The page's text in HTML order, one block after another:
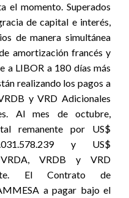
el momento. Superados
de capital e interés,
de manera simultánea
amortización francés y
a LIBOR a 180 días más
realizando los pagos a
y VRD Adicionales
Al mes de octubre,
remanente por US$
y US$
VRDB y VRD
El Contrato de
a pagar bajo el